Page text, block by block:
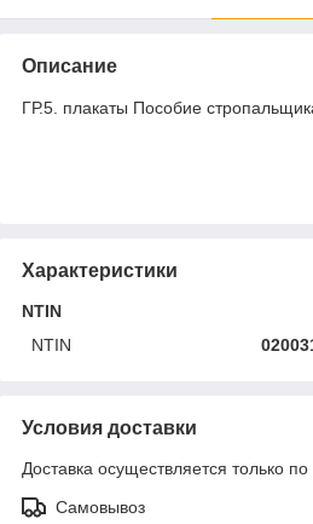
Описание
ГР.5. плакаты Пособие
Характеристики
NTIN
NTIN
Условия доставки
Доставка осуществляется только по
Самовывоз